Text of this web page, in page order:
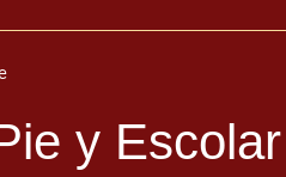
y Escolar